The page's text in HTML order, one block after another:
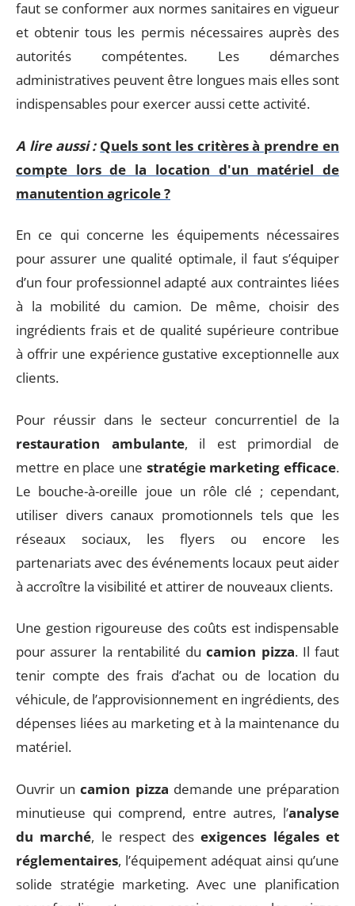
faut se conformer aux normes sanitaires en vigueur
et obtenir tous les permis nécessaires auprès des
autorités compétentes. Les démarches
administratives peuvent être longues mais elles sont
indispensables pour exercer aussi cette activité.
A lire aussi : Quels sont les critères à prendre en
compte lors de la location d'un matériel de
manutention agricole ?
En ce qui concerne les équipements nécessaires
pour assurer une qualité optimale, il faut s’équiper
d’un four professionnel adapté aux contraintes liées
à la mobilité du camion. De même, choisir des
ingrédients frais et de qualité supérieure contribue
à offrir une expérience gustative exceptionnelle aux
clients.
Pour réussir dans le secteur concurrentiel de la
restauration ambulante, il est primordial de
mettre en place une stratégie marketing efficace.
Le bouche-à-oreille joue un rôle clé ; cependant,
utiliser divers canaux promotionnels tels que les
réseaux sociaux, les flyers ou encore les
partenariats avec des événements locaux peut aider
à accroître la visibilité et attirer de nouveaux clients.
Une gestion rigoureuse des coûts est indispensable
pour assurer la rentabilité ducamion pizza. Il faut
tenir compte des frais d’achat ou de location du
véhicule, de l’approvisionnement en ingrédients, des
dépenses liées au marketing et à la maintenance du
matériel.
Ouvrir uncamion pizza demande une préparation
minutieuse qui comprend, entre autres, l’analyse
du marché, le respect desexigences légales et
réglementaires, l’équipement adéquat ainsi qu’une
solide stratégie marketing. Avec une planification